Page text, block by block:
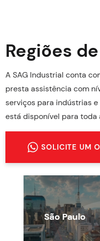
Regiões
A SAG Industrial conta
presta assistência com
serviços para indústrias
está disponível para toda
SOLICITE UM